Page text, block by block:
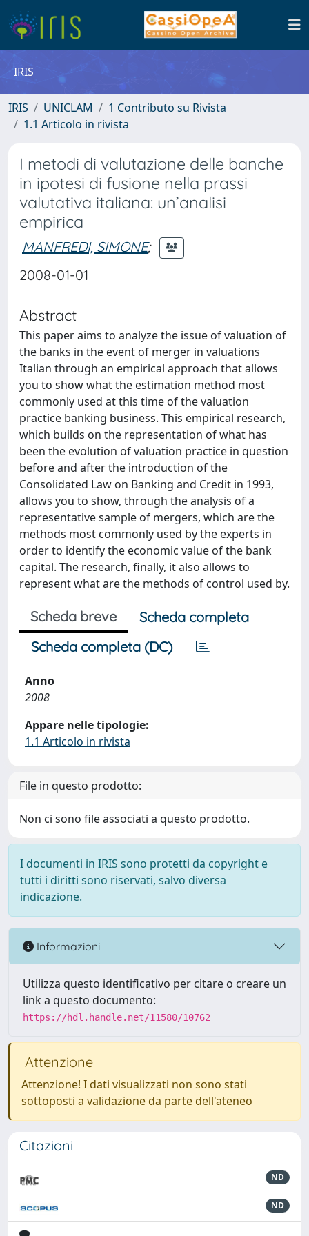
IRIS
IRIS UNICLAM
1 Contributo su Rivista
1.1 Articolo in rivista
I metodi di valutazione delle banche
in ipotesi di fusione nella prassi
valutativa italiana: un’analisi
empirica
MANFREDI, SIMONE;
2008-01-01
Abstract
This paper aims to analyze the issue of valuation of
the banks in the event of merger in valuations
Italian through an empirical approach that allows
you to show what the estimation method most
commonly used at this time of the valuation
practice banking business. This empirical research,
which builds on the representation of what has
been the evolution of valuation practice in question
before and after the introduction of the
Consolidated Law on Banking and Credit in 1993,
allows you to show, through the analysis of a
representative sample of mergers, which are the
methods most commonly used by the experts in
order to identify the economic value of the bank
capital. The research, finally, it also allows to
represent what are the methods of control used by.
Scheda breve
Scheda completa
Scheda completa (DC)
Anno
2008
Appare nelle tipologie:
1.1 Articolo in rivista
File in questo prodotto:
Non ci sono file associati a questo prodotto.
I documenti in IRIS sono protetti da copyright e
tutti i diritti sono riservati, salvo diversa
indicazione.
Informazioni
Utilizza questo identificativo per citare o creare un
link a questo documento:
https://hdl.handle.net/11580/10762
Attenzione
Attenzione! I dati visualizzati non sono stati
sottoposti a validazione da parte dell'ateneo
Citazioni
ND
ND